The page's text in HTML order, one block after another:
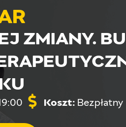
ZMIANY.
Koszt: Bezpłatny